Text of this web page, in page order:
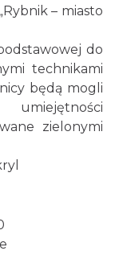
-
2026-08-22
z
– miasto
do
technikami
będą mogli
zielonymi